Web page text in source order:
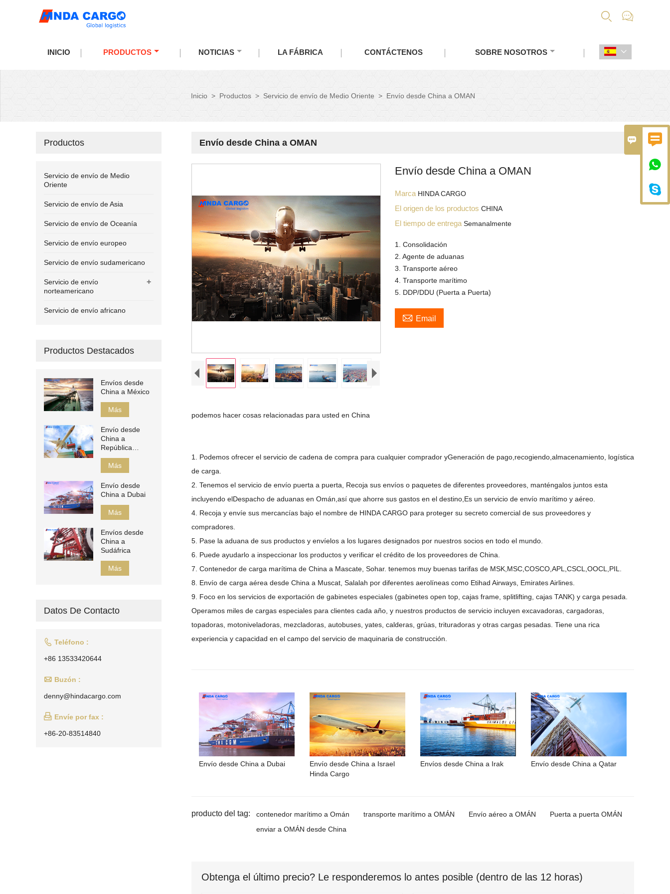
 


 
INICIO PRODUCTOS NOTICIAS LA FÁBRICA CONTÁCTENOS SOBRE NOSOTROS 
Inicio > Productos > Servicio de envío de Medio Oriente > Envío desde China a OMAN
Envío desde China a OMAN
Envío desde China a OMAN
Marca HINDA CARGO
El origen de los productosCHINA
El tiempo de entregaSemanalmente
1. Consolidación
2. Agente de aduanas
3. Transporte aéreo
4. Transporte marítimo
5. DDP/DDU (Puerta a Puerta)
 Email
podemos hacer cosas relacionadas para usted en China
1. Podemos ofrecer el servicio de cadena de compra para cualquier comprador yGeneración de pago ,recogiendo, almacenamiento , logística
de carga.
2. Tenemos el servicio de envío puerta a puerta,
Recoja sus envíos o paquetes de diferentes proveedores, manténgalos juntos esta
incluyendo elDespacho de aduanas en Omán, así que ahorre sus gastos en el destino, Es un servicio de envío marítimo y aéreo.
4. Recoja y envíe sus mercancías bajo el nombre de HINDA CARGO para proteger su secreto comercial de sus proveedores y
compradores.
5. Pase la aduana de sus productos y envíelos a los lugares designados por nuestros socios en todo el mundo.
6. Puede ayudarlo a inspeccionar los productos y verificar el crédito de los proveedores de China.
7. Contenedor de carga marítima de China a Mascate, Sohar. tenemos muy buenas tarifas de MSK,MSC,COSCO,APL,CSCL,OOCL,PIL.
8. Envío de carga aérea desde China a Muscat, Salalah por diferentes aerolíneas como Etihad Airways, Emirates Airlines.
9. Foco en los servicios de exportación de gabinetes especiales (gabinetes open top, cajas frame, splitlifting, cajas TANK) y carga pesada.
Operamos miles de cargas especiales para clientes cada año, y nuestros productos de servicio incluyen excavadoras, cargadoras,
topadoras, motoniveladoras, mezcladoras, autobuses, yates, calderas, grúas, trituradoras y otras cargas pesadas. Tiene una rica
experiencia y capacidad en el campo del servicio de maquinaria de construcción.
Envío desde China a Dubai
Envío desde China a Israel
Hinda Cargo
Envíos desde China a Irak Envío desde China a Qatar
producto del tag: contenedor marítimo a Omán transporte marítimo a OMÁN Envío aéreo a OMÁN
Puerta a puerta OMÁN
enviar a OMÁN desde China
Obtenga el último precio? Le responderemos lo antes posible (dentro de las 12 horas)
Productos
Servicio de envío de Medio
Oriente
Servicio de envío de Asia
Servicio de envío de Oceanía
Servicio de envío europeo
Servicio de envío sudamericano
+
Servicio de envío
norteamericano
Servicio de envío africano
Productos Destacados
Envíos desde
China a México
Más
Envío desde
China a
República
Checa
Más
Envío desde
China a Dubai
Más
Envíos desde
China a
Sudáfrica
Más
Datos De Contacto
 Teléfono :
+86 13533420644
 Buzón :
denny@hindacargo.com
 Envíe por fax :
+86-20-83514840